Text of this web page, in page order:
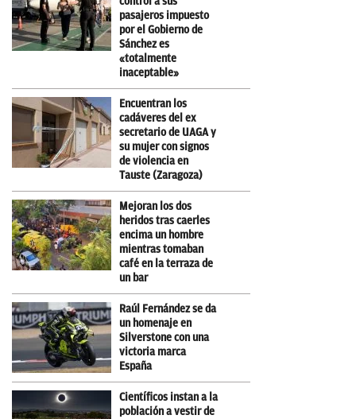
pasajeros impuesto
por el Gobierno de
Sánchez es
«totalmente
inaceptable»
Encuentran los
cadáveres del ex
secretario de UAGA y
su mujer con signos
de violencia en
Tauste (Zaragoza)
Mejoran los dos
heridos tras caerles
encima un hombre
mientras tomaban
café en la terraza de
un bar
Raúl Fernández se da
un homenaje en
Silverstone con una
victoria marca
España
Científicos instan a la
población a vestir de